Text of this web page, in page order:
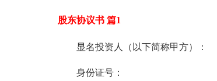
股东协议书 篇1
显名投资人（以下简称甲方）：
身份证号：